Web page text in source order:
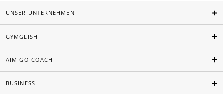
UNSER UNTERNEHMEN
GYMGLISH
AIMIGO COACH
BUSINESS